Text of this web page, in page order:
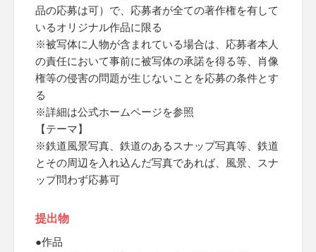
品の応募は可）で、応募者が全ての著作権を有して
いるオリジナル作品に限る
※被写体に人物が含まれている場合は、応募者本人
の責任において事前に被写体の承諾を得る等、肖像
権等の侵害の問題が生じないことを応募の条件とす
る
※詳細は公式ホームページを参照
【テーマ】
※鉄道風景写真、鉄道のあるスナップ写真等、鉄道
とその周辺を入れ込んだ写真であれば、風景、スナ
ップ問わず応募可
提出物
●作品